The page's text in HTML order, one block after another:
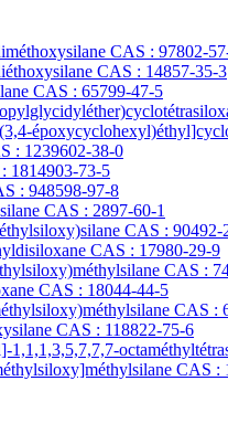
CAS : 97802-
CAS : 14857-35-3
CAS : 65799-47-5
: 1239602-38-0
1814903-73-5
: 948598-97-8
CAS : 2897-60-1
CAS : 90492-
CAS : 17980-29-9
CAS :
CAS : 18044-44-5
CAS :
CAS : 118822-75-6
CAS :